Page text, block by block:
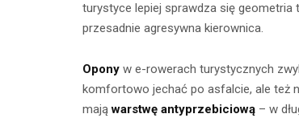
turystyce lepiej sprawdza się geometria
przesadnie agresywna kierownica.
Opony w e-rowerach turystycznych
komfortowo jechać po asfalcie, ale też
mająwarstwę antyprzebiciową – w